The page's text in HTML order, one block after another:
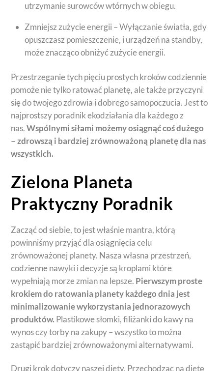
utrzymanie surowców wtórnych w obiegu.
Zmniejsz zużycie energii – Wyłączanie światła, gdy
opuszczasz pomieszczenie, i urządzeń na standby,
może znacząco obniżyć zużycie energii.
Przestrzeganie tych pięciu prostych kroków codziennie
pomoże nie tylko ratować planetę, ale także przyczyni
się do twojego zdrowia i dobrego samopoczucia. Jest to
najprostszy poradnik ekodziałania dla każdego z
nas.Wspólnymi siłami możemy osiągnąć coś dużego
– zdrowszą i bardziej zrównoważoną planetę dla nas
wszystkich.
Zielona Planeta
Praktyczny Poradnik
Zacząć od siebie, to jest właśnie mantra, którą
powinniśmy przyjąć dla osiągnięcia celu
zrównoważonej planety. Nasza własna przestrzeń,
codzienne nawyki i decyzje są kroplami które
wypełniają morze zmian na lepsze. Pierwszym proste
krokiem do ratowania planety każdego dnia jest
minimalizowanie wykorzystania jednorazowych
produktów. Plastikowe słomki, filiżanki do kawy na
wynos czy torby na zakupy – wszystko to można
zastąpić bardziej zrównoważonymi alternatywami.
Drugi krok dotyczy naszej diety. Przechodząc na dietę